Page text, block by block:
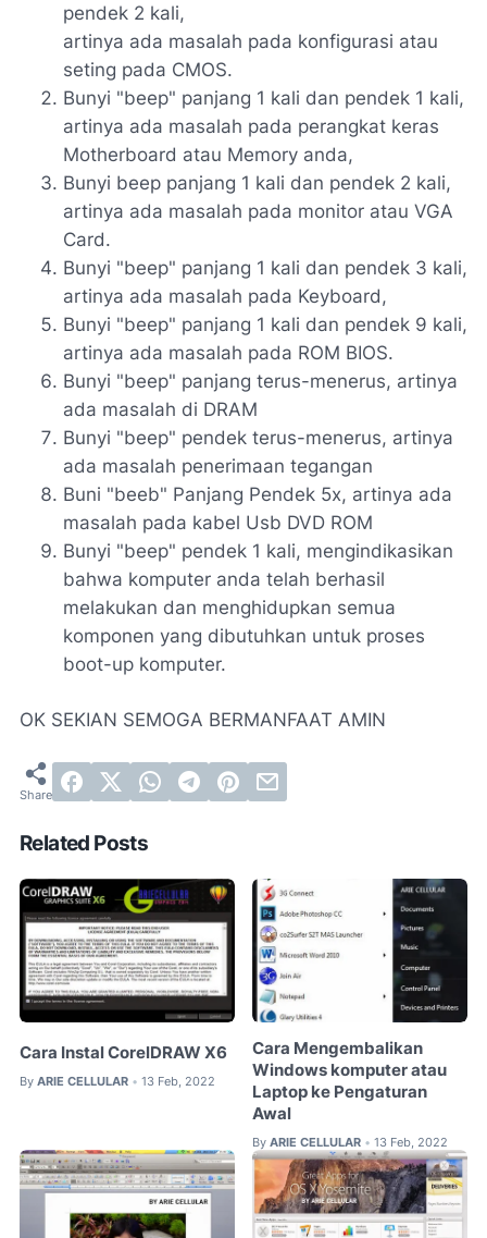
pendek 2 kali,
artinya ada masalah pada konfigurasi atau
seting pada CMOS.
Bunyi "beep" panjang 1 kali dan pendek 1 kali,
artinya ada masalah pada perangkat keras
Motherboard atau Memory anda,
Bunyi beep panjang 1 kali dan pendek 2 kali,
artinya ada masalah pada monitor atau VGA
Card.
Bunyi "beep" panjang 1 kali dan pendek 3 kali,
artinya ada masalah pada Keyboard,
Bunyi "beep" panjang 1 kali dan pendek 9 kali,
artinya ada masalah pada ROM BIOS.
Bunyi "beep" panjang terus-menerus, artinya
ada masalah di DRAM
Bunyi "beep" pendek terus-menerus, artinya
ada masalah penerimaan tegangan
Buni "beeb" Panjang Pendek 5x, artinya ada
masalah pada kabel Usb DVD ROM
Bunyi "beep" pendek 1 kali, mengindikasikan
bahwa komputer anda telah berhasil
melakukan dan menghidupkan semua
komponen yang dibutuhkan untuk proses
boot-up komputer.
OK SEKIAN SEMOGA BERMANFAAT AMIN
Related Posts
Cara Instal CorelDRAW X6
By ARIE CELLULAR • 13 Feb, 2022
Cara Mengembalikan
Windows komputer atau
Laptop ke Pengaturan
Awal
By ARIE CELLULAR • 13 Feb, 2022